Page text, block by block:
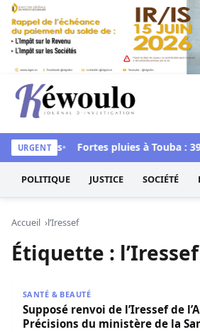
Aller au contenu
Kéwoulo, le premier site
URGENT Fortes pluies à Touba :
POLITIQUE JUSTICE SOCIÉTÉ
Accueil l’Iressef
Étiquette : l’Iressef
SANTÉ & BEAUTÉ
Supposé renvoi de l’Iressef de
Précisions du ministère de la